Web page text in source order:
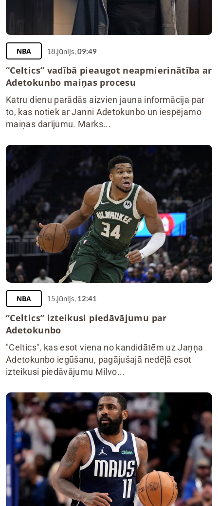
NBA 18.jūnijs,09:49
“Celtics” vadībā pieaugot neapmierinātība ar
Adetokunbo maiņas procesu
Katru dienu parādās aizvien jauna informācija par
to, kas notiek ar Janni Adetokunbo un iespējamo
maiņas darījumu. Marks...
NBA 15.jūnijs, 12:41
“Celtics” izteikusi piedāvājumu par
Adetokunbo
"Celtics", kas esot viena no kandidātēm uz Jaņņa
Adetokunbo iegūšanu, pagājušajā nedēļā esot
izteikusi piedāvājumu Milvo...